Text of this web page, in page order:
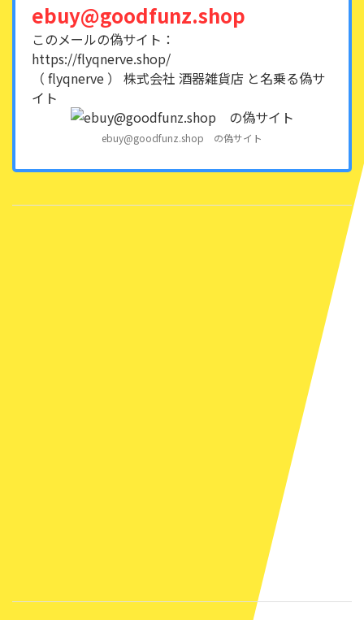
ebuy@goodfunz.shop
このメールの偽サイト：
https://flyqnerve.shop/
（ flyqnerve ） 株式会社 酒器雑貨店 と名乗る偽サ
イト
ebuy@goodfunz.shop の偽サイト